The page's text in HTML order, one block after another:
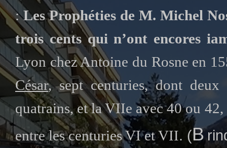
:Les Prophéties de M. Michel
trois cents qui n’ont encores
Lyon chez Antoine du Rosne en
César, sept centuries, dont
quatrains, etla VIIe avec 40 ou
entre les centuries VI et VII. (B